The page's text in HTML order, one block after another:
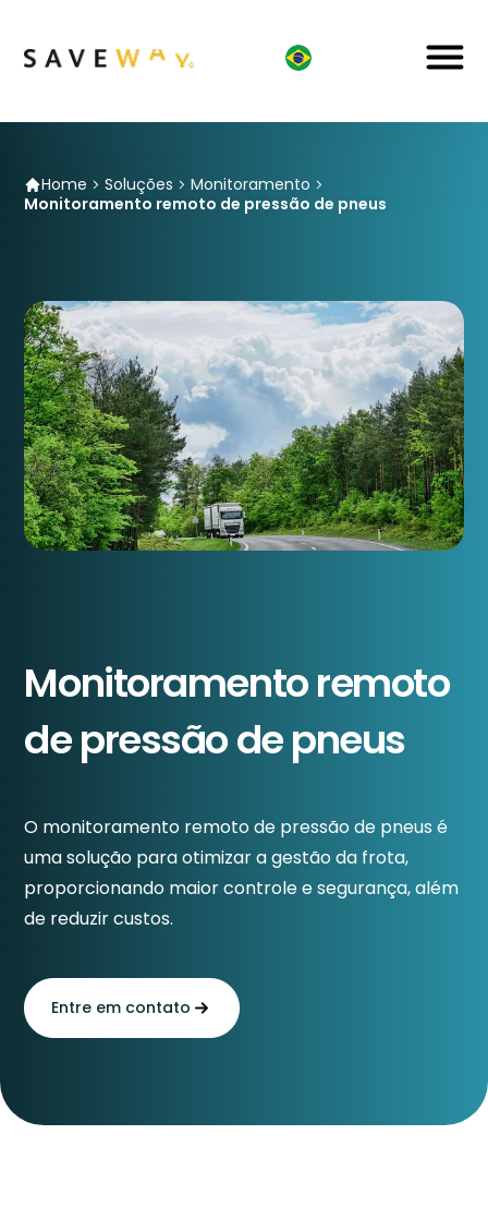
Home Soluções
Monitoramento
Monitoramento remoto de pressão de pneus
Monitoramento remoto
de pressão de pneus
O monitoramento remoto de pressão de pneus é
uma solução para otimizar a gestão da frota,
proporcionando maior controle e segurança, além
de reduzir custos.
Entre em contato